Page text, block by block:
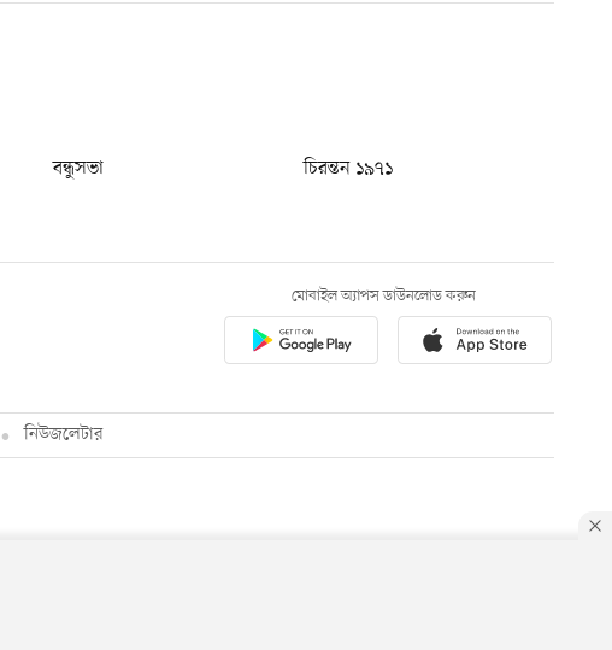
বন্ধুসভা
চিরন্তন ১৯৭১
মোবাইল অ্যাপস ডাউনলোড করুন
নিউজলেটার